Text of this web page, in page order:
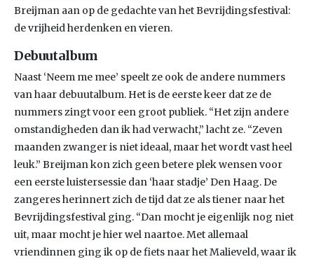
Breijman aan op de gedachte van het Bevrijdingsfestival:
de vrijheid herdenken en vieren.
Debuutalbum
Naast ‘Neem me mee’ speelt ze ook de andere nummers
van haar debuutalbum. Het is de eerste keer dat ze de
nummers zingt voor een groot publiek. “Het zijn andere
omstandigheden dan ik had verwacht,” lacht ze. “Zeven
maanden zwanger is niet ideaal, maar het wordt vast heel
leuk.” Breijman kon zich geen betere plek wensen voor
een eerste luistersessie dan ‘haar stadje’ Den Haag. De
zangeres herinnert zich de tijd dat ze als tiener naar het
Bevrijdingsfestival ging. “Dan mocht je eigenlijk nog niet
uit, maar mocht je hier wel naartoe. Met allemaal
vriendinnen ging ik op de fiets naar het Malieveld, waar ik